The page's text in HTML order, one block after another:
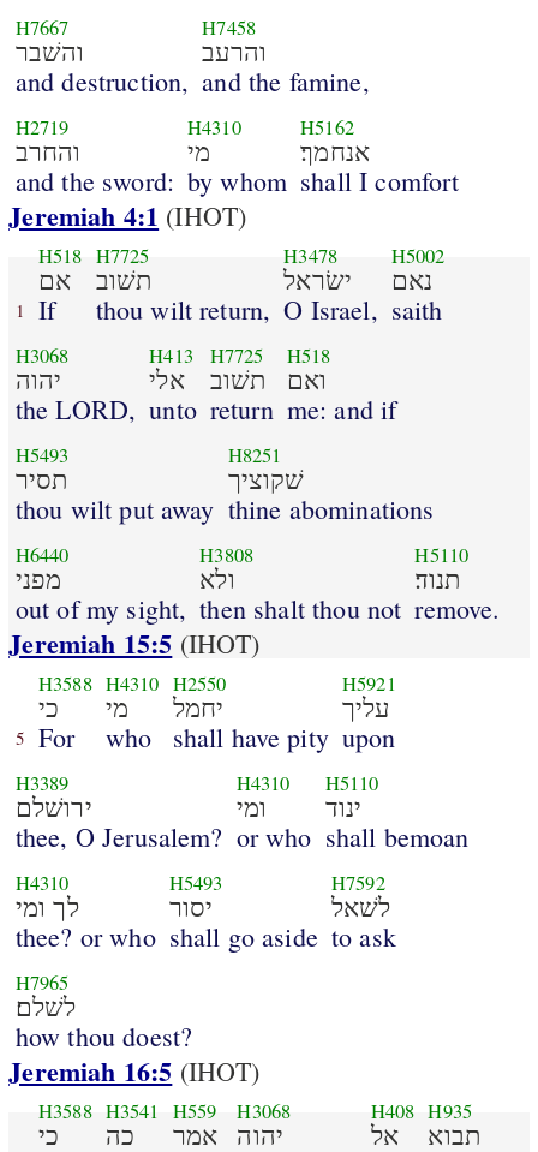
H7667
והשׁבר
and destruction,
H7458
והרעב
and the famine,
H2719
והחרב
and the sword:
H4310
מי
by whom
H5162
אנחמך׃
shall I comfort
Jeremiah 4:1 (IHOT)
1
H518
אם
If
H7725
תשׁוב
thou wilt return,
H3478
ישׂראל
O Israel,
H5002
נאם
saith
H3068
יהוה
the LORD,
H413
אלי
unto
H7725
תשׁוב
return
H518
ואם
me: and if
H5493
תסיר
thou wilt put away
H8251
שׁקוציך
thine abominations
H6440
מפני
out of my sight,
H3808
ולא
then shalt thou not
H5110
תנוד׃
remove.
Jeremiah 15:5 (IHOT)
5
H3588
כי
For
H4310
מי
who
H2550
יחמל
shall have pity
H5921
עליך
upon
H3389
ירושׁלם
thee, O Jerusalem?
H4310
ומי
or who
H5110
ינוד
shall bemoan
H4310
לך ומי
thee? or who
H5493
יסור
shall go aside
H7592
לשׁאל
to ask
H7965
לשׁלם׃
how thou doest?
Jeremiah 16:5 (IHOT)
H3588
כי
H3541
כה
H559
אמר
H3068
יהוה
H408
אל
H935
תבוא